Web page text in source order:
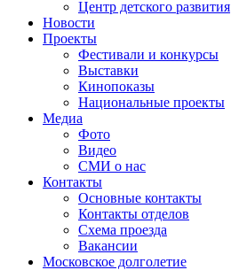
Центр детского развития
Новости
Проекты
Фестивали и конкурсы
Выставки
Кинопоказы
Национальные проекты
Медиа
Фото
Видео
СМИ о нас
Контакты
Основные контакты
Контакты отделов
Схема проезда
Вакансии
Московское долголетие